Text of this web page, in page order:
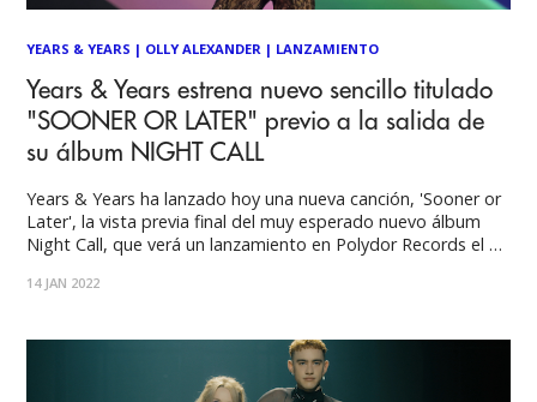
YEARS & YEARS | OLLY ALEXANDER | LANZAMIENTO
Years & Years estrena nuevo sencillo titulado
"SOONER OR LATER" previo a la salida de
su álbum NIGHT CALL
Years & Years ha lanzado hoy una nueva canción, 'Sooner or
Later', la vista previa final del muy esperado nuevo álbum
Night Call, que verá un lanzamiento en Polydor Records el 21
Galantis) y más favoritos futuros de Olly Alexander, los
14 JAN 2022